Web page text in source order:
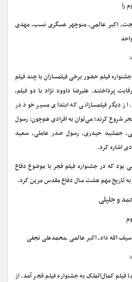
را
اکبر عالمی، منوچهر عسگری نسب، مهدی
فیلم حضور برخی فیلمسازان با چند فیلم
پرداختند. علیرضا داوود نژاد با دو فیلم،
دیگر فیلمسازانی که ابتدای مسیر خود در
فجر شروع کرند؛ می‌توان به افرادی هم‌چون: رسول
جمشید حیدری، رسول صدر عاملی، سعید
اشاره کرد.
بود که در جشنواره فیلم فجر با موضوع دفاع
به تاریخ مهم هشت سال دفاع مقدس مزین کرد.
و جلیلی
الله داد، اکبر عالمی ،محمدعلی نجفی
فیلم کمال‌الملک به جشنواره فیلم فجر آمد. از